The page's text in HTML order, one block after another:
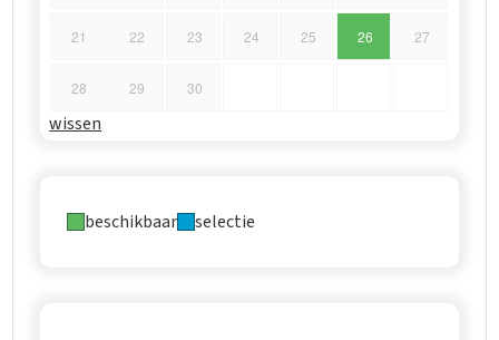
21 22 23 24 25 26 27
28 29 30
wissen
beschikbaar selectie